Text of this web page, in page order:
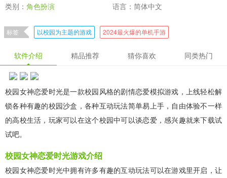
类别： 角色扮演 语言：简体中文
标签 以校园为主题的游戏
2024最火爆的单机手游
软件介绍 精品推荐 猜你喜欢 同类热门
校园女神恋爱时光是一款校园风格的剧情恋爱模拟游戏，上线轻松解
锁各种有趣的校园沙盒，各种互动玩法简单易上手，自由体验不一样
的高校生活，玩家可以在这个校园中可以谈恋爱，感兴趣就来下载试
试吧。
校园女神恋爱时光游戏介绍
校园女神恋爱时光中拥有许多有趣的互动玩法可以在游戏里开启，让